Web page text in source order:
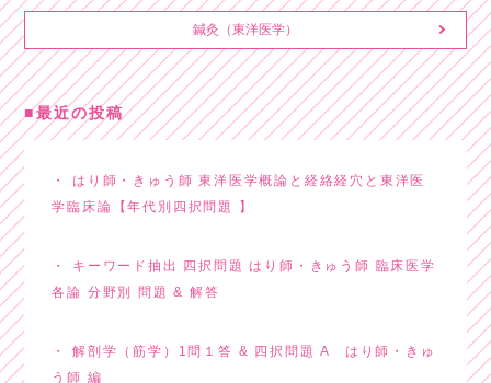
鍼灸（東洋医学）
最近の投稿
はり師・きゅう師 東洋医学概論と経絡経穴と東洋医
学臨床論【年代別四択問題 】
キーワード抽出 四択問題 はり師・きゅう師 臨床医学
各論 分野別 問題 & 解答
解剖学（筋学）1問１答 & 四択問題 A はり師・きゅ
う師 編